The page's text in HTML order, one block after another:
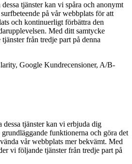
tjänster kan vi spåra och anonymt
på vår webbplats för att
och kontinuerligt förbättra den
Med ditt samtycke
från tredje part på denna
Google Kundrecensioner, A/B-
dessa tjänster kan vi erbjuda dig
funktionerna och göra det
vår webbplats mer bekvämt. Med
vi följande tjänster från tredje part på